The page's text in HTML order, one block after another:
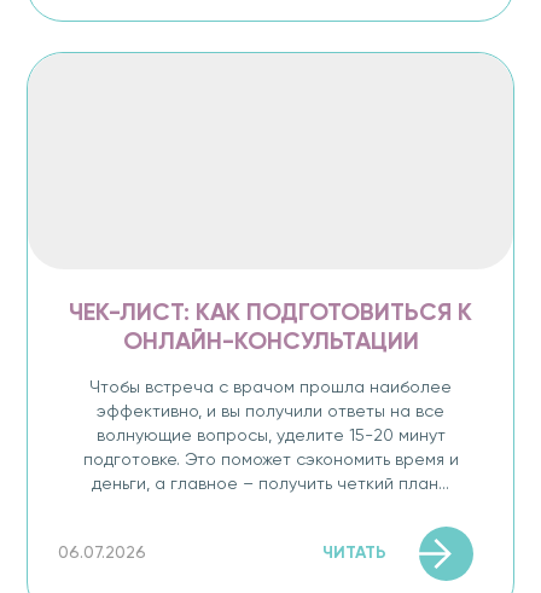
ЧЕК-ЛИСТ: КАК ПОДГОТОВИТЬСЯ К
ОНЛАЙН-КОНСУЛЬТАЦИИ
Чтобы встреча с врачом прошла наиболее
эффективно, и вы получили ответы на все
волнующие вопросы, уделите 15-20 минут
подготовке. Это поможет сэкономить время и
деньги, а главное – получить четкий план...
06.07.2026 ЧИТАТЬ